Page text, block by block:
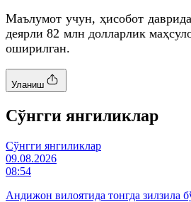
Маълумот учун, ҳисобот
деярли 82 млн долларлик
оширилган.
Уланиш
Cўнгги янгиликлар
Cўнгги янгиликлар
09.08.2026
08:54
Андижон вилоятида тонгда зилзила